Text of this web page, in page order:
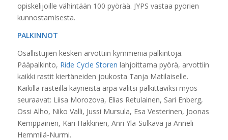
opiskelijoille vähintään 100 pyörää. JYPS vastaa pyörien
kunnostamisesta.
PALKINNOT
Osallistujien kesken arvottiin kymmeniä palkintoja.
Pääpalkinto, Ride Cycle Storen lahjoittama pyörä, arvottiin
kaikki rastit kiertäneiden joukosta Tanja Matilaiselle.
Kaikilla rasteilla käyneistä arpa valitsi palkittaviksi myös
seuraavat: Liisa Morozova, Elias Retulainen, Sari Enberg,
Ossi Alho, Niko Valli, Jussi Mursula, Esa Vesterinen, Joonas
Kemppainen, Kari Häkkinen, Anri Ylä-Sulkava ja Anneli
Hemmilä-Nurmi.